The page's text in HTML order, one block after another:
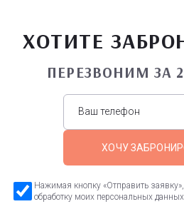
ХОТИТЕ
ПЕРЕЗВОНИМ ЗА
ХОЧУ
Нажимая кнопку «Отправить
обработку моих персональных данных